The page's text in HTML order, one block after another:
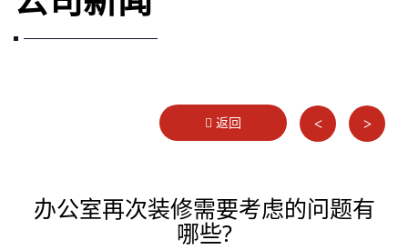
返回 < >
办公室再次装修需要考虑的问题有
哪些?